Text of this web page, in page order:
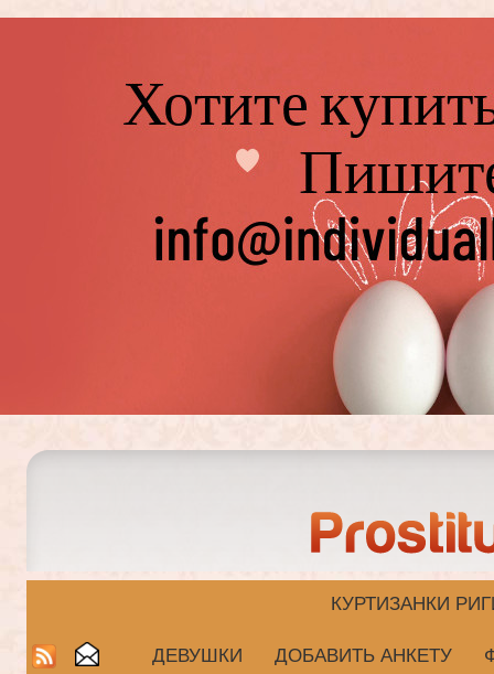
КУРТИЗАНКИ
ДЕВУШКИ ДОБАВИТЬ АНКЕТУ